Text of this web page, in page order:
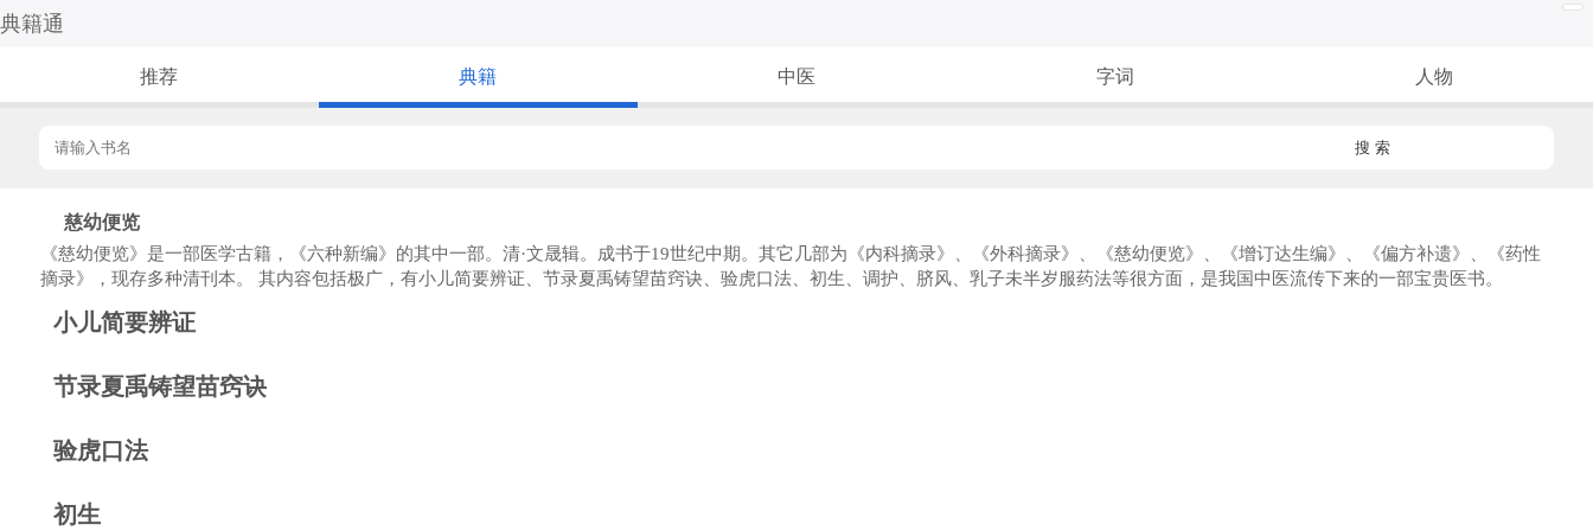
典籍通
推荐 典籍 中医 字词 人物
搜 索
慈幼便览
《慈幼便览》是一部医学古籍，《六种新编》的其中一部。清·文晟辑。成书于19世纪中期。其它几部为《内科摘录》、《外科摘录》、《慈幼便览》、《增订达生编》、《偏方补遗》、《药性
摘录》，现存多种清刊本。 其内容包括极广，有小儿简要辨证、节录夏禹铸望苗窍诀、验虎口法、初生、调护、脐风、乳子未半岁服药法等很方面，是我国中医流传下来的一部宝贵医书。
小儿简要辨证
节录夏禹铸望苗窍诀
验虎口法
初生